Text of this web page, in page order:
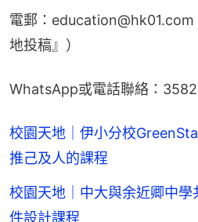
電郵：education@hk01.com
地投稿』）
WhatsApp或電話聯絡：
校園天地｜伊小分校
推己及人的課程
校園天地｜中大與余近卿中
件設計課程